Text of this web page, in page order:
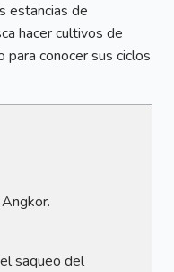
estancias de
hacer cultivos de
conocer sus ciclos
saqueo del